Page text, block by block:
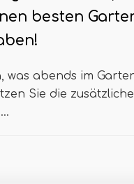
besten
was abends im
Sie die